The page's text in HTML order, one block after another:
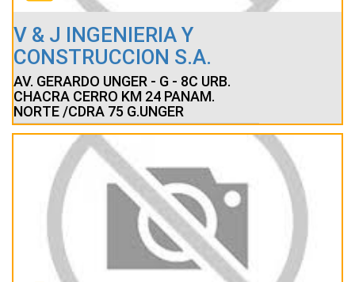
V & J INGENIERIA Y
CONSTRUCCION S.A.
AV. GERARDO UNGER - G - 8C URB.
CHACRA CERRO KM 24 PANAM.
NORTE /CDRA 75 G.UNGER